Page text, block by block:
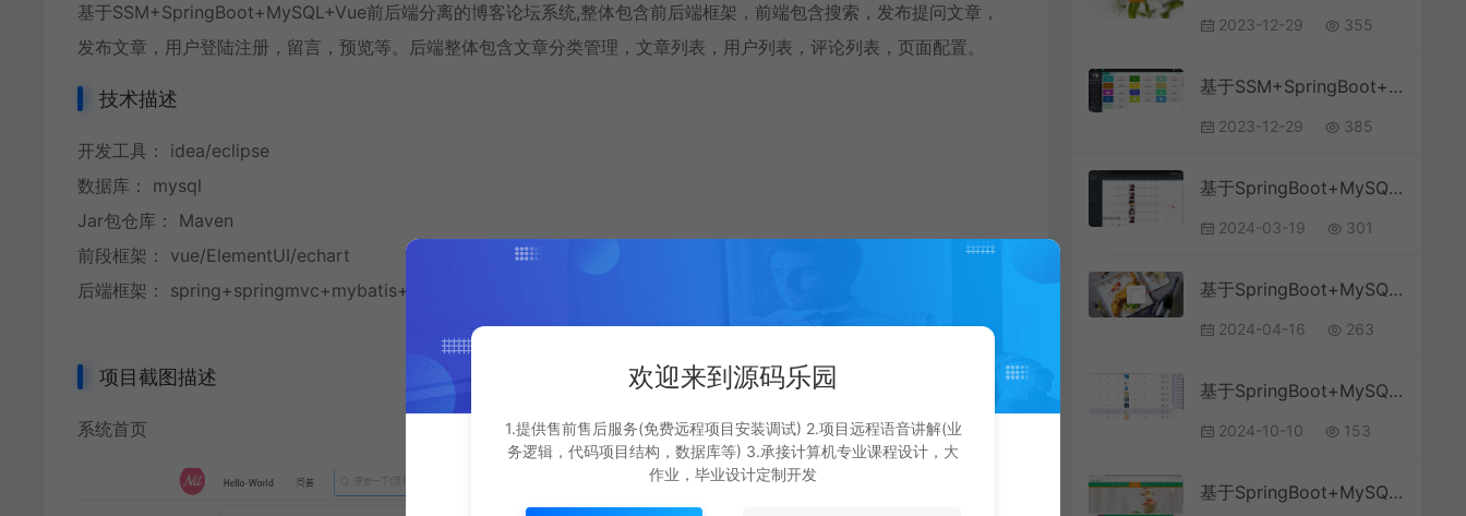
基于SSM+SpringBoot+MySQL+Vue前后端分离的博客论坛系统,整体包含前后端框架，前端包含搜索，发布提问文章，
发布文章，用户登陆注册，留言，预览等。后端整体包含文章分类管理，文章列表，用户列表，评论列表，页面配置。
技术描述
开发工具： idea/eclipse
数据库： mysql
Jar包仓库： Maven
前段框架： vue/ElementUI/echart
后端框架： spring+springmvc+mybatis+springboot
项目截图描述
系统首页
2023-12-29 355
基于SSM+SpringBoot+MySQL+LayUI的博客论坛系统
2023-12-29 385
基于SpringBoot+MySQL+Vue.js的旅游论坛设计(附论文)
2024-03-19 301
基于SpringBoot+MySQL+Vue.js的校园美食交流系统(附论文)
2024-04-16 263
基于SpringBoot+MySQL+Vue.js的考研论坛系统
2024-10-10 153
基于SpringBoot+MySQL+Vue的厨艺交流平台(附论文)
欢迎来到源码乐园
1.提供售前售后服务(免费远程项目安装调试) 2.项目远程语音讲解(业
务逻辑，代码项目结构，数据库等) 3.承接计算机专业课程设计，大
作业，毕业设计定制开发